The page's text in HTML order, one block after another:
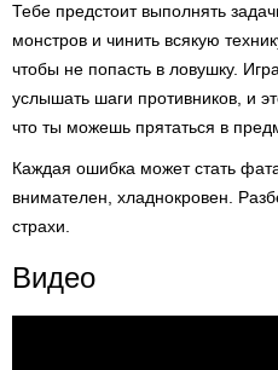
Тебе предстоит выполнять
монстров и чинить всякую
чтобы не попасть в ловушку.
услышать шаги противников, и
что ты можешь прятаться в
Каждая ошибка может стать
внимателен, хладнокровен.
страхи.
Видео